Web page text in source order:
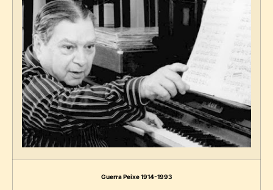
Guerra Peixe 1914-1993